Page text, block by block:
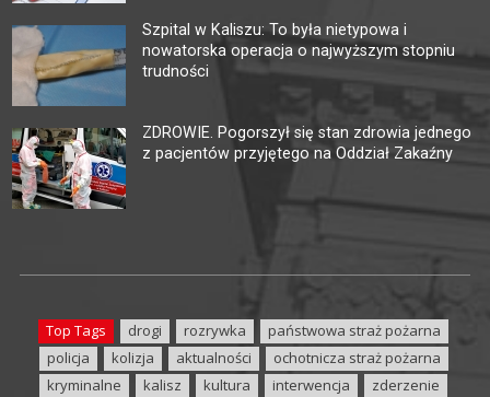
Szpital w Kaliszu: To była nietypowa i
nowatorska operacja o najwyższym stopniu
trudności
ZDROWIE. Pogorszył się stan zdrowia jednego
z pacjentów przyjętego na Oddział Zakaźny
Top Tags drogi rozrywka
państwowa straż pożarna
policja
kolizja aktualności
ochotnicza straż pożarna
kryminalne
kalisz kultura interwencja
zderzenie